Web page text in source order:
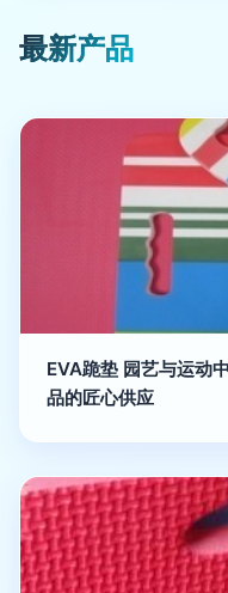
最新产品
EVA跪垫 园艺与运动
品的匠心供应